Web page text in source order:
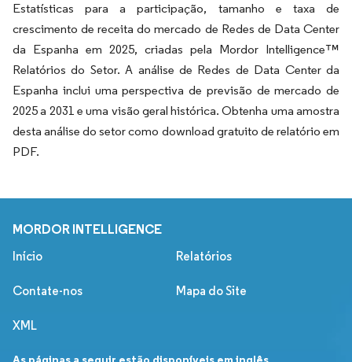
Estatísticas para a participação, tamanho e taxa de
crescimento de receita do mercado de Redes de Data Center
da Espanha em 2025, criadas pela Mordor Intelligence™
Relatórios do Setor. A análise de Redes de Data Center da
Espanha inclui uma perspectiva de previsão de mercado de
2025 a 2031 e uma visão geral histórica. Obtenha uma amostra
desta análise do setor como download gratuito de relatório em
PDF.
MORDOR INTELLIGENCE
Início Relatórios
Contate-nos Mapa do Site
XML